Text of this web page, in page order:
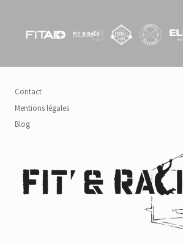
Contact
Mentions légales
Blog